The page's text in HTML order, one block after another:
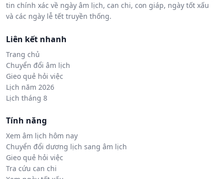
tin chính xác về ngày âm lịch, can chi, con giáp, ngày tốt xấu
và các ngày lễ tết truyền thống.
Liên kết nhanh
Trang chủ
Chuyển đổi âm lịch
Gieo quẻ hỏi việc
Lịch năm 2026
Lịch tháng 8
Tính năng
Xem âm lịch hôm nay
Chuyển đổi dương lịch sang âm lịch
Gieo quẻ hỏi việc
Tra cứu can chi